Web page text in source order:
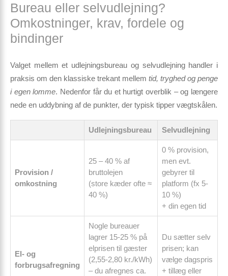
Bureau eller selvudlejning?
Omkostninger, krav, fordele og
bindinger
Valget mellem et udlejningsbureau og selvudlejninghandler i
praksis om den klassiske trekant mellem tid, tryghed og penge
i egen lomme. Nedenfor får du et hurtigt overblik – og længere
nede en uddybning af de punkter, der typisk tipper vægtskålen.
Udlejningsbureau Selvudlejning
Provision /
omkostning
25 – 40 % af
bruttolejen
(store kæder ofte ≈
40 %)
0 % provision,
men evt.
gebyrer til
platform (fx 5-
10 %)
+ din egen tid
El- og
forbrugsafregning
Nogle bureauer
lagrer 15-25 % på
elprisen til gæster
(2,55-2,80 kr./kWh)
– du afregnes ca.
Du sætter selv
prisen; kan
vælge dagspris
+ tillæg eller